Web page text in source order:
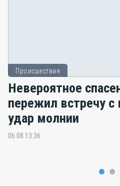
Происшествия
Невероятное
пережил встречу
удар молнии
06.08 13:36